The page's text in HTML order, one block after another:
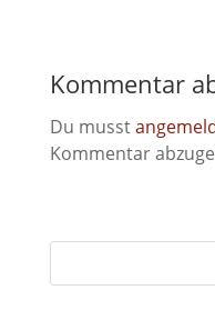
Kommentar
Du musst
Kommentar